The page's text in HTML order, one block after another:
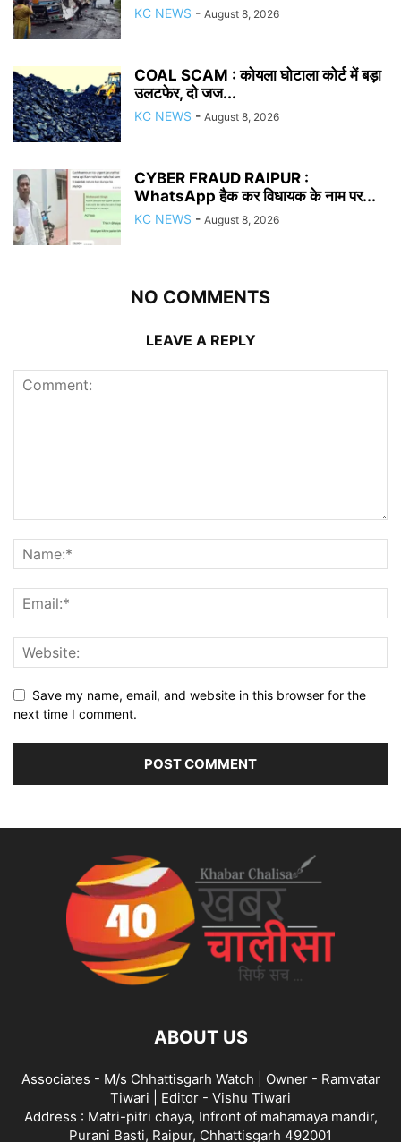
KC NEWS - August 8, 2026
COAL SCAM : कोयला घोटाला कोर्ट में बड़ा
उलटफेर, दो जज...
KC NEWS - August 8, 2026
CYBER FRAUD RAIPUR :
WhatsApp हैक कर विधायक के नाम पर...
KC NEWS - August 8, 2026
NO COMMENTS
LEAVE A REPLY
Save my name, email, and website in this browser for the
next time I comment.
ABOUT US
Associates - M/s Chhattisgarh Watch | Owner - Ramvatar
Tiwari | Editor - Vishu Tiwari
Address : Matri-pitri chaya, Infront of mahamaya mandir,
Purani Basti, Raipur, Chhattisgarh 492001